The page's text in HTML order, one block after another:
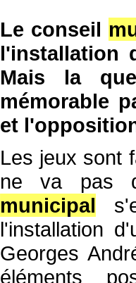
Le conseil
l'installation
Mais la
mémorable
et
Les jeux sont
ne va pas
municipal
l'installation
Georges
éléments